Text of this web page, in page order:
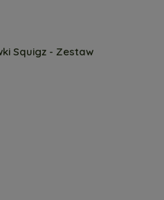
Squigz - Zestaw